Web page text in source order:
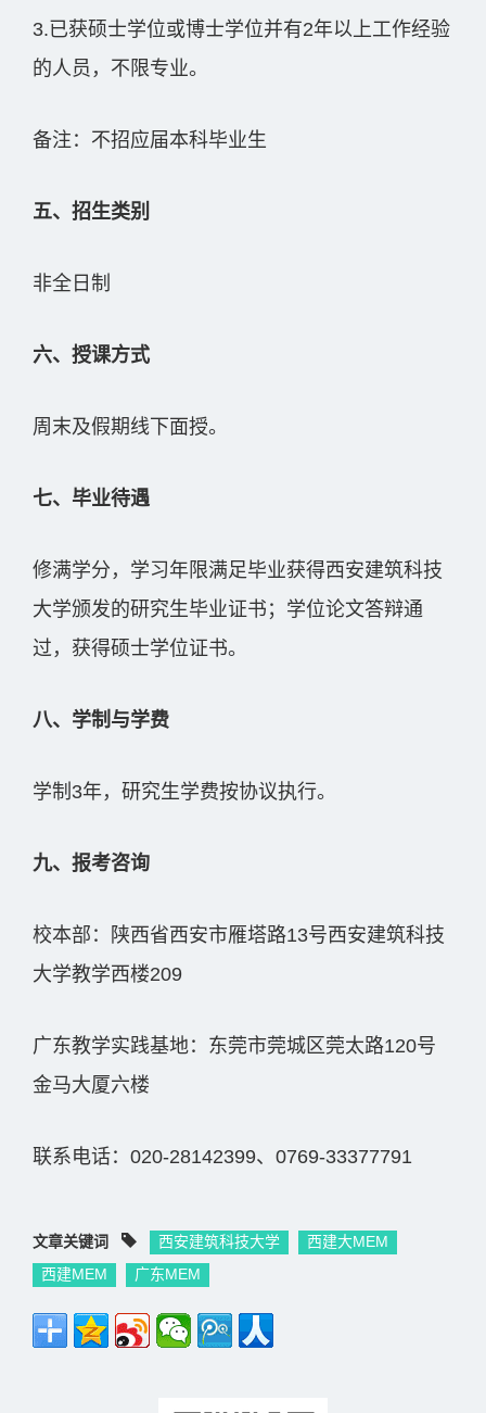
3.已获硕士学位或博士学位并有2年以上工作经验
的人员，不限专业。
备注：不招应届本科毕业生
五、招生类别
非全日制
六、授课方式
周末及假期线下面授。
七、毕业待遇
修满学分，学习年限满足毕业获得西安建筑科技
大学颁发的研究生毕业证书；学位论文答辩通
过，获得硕士学位证书。
八、学制与学费
学制3年，研究生学费按协议执行。
九、报考咨询
校本部：陕西省西安市雁塔路13号西安建筑科技
大学教学西楼209
广东教学实践基地：东莞市莞城区莞太路120号
金马大厦六楼
联系电话：020-28142399、0769-33377791
文章关键词 西安建筑科技大学
西建大MEM
西建MEM
广东MEM